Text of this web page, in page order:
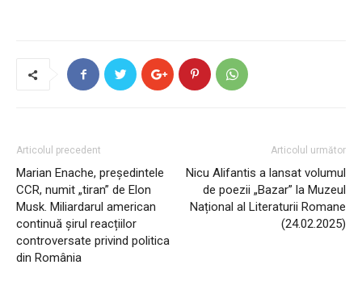
Articolul precedent
Marian Enache, președintele
CCR, numit „tiran” de Elon
Musk. Miliardarul american
continuă șirul reacțiilor
controversate privind politica
din România
Articolul următor
Nicu Alifantis a lansat volumul
de poezii „Bazar” la Muzeul
Național al Literaturii Romane
(24.02.2025)